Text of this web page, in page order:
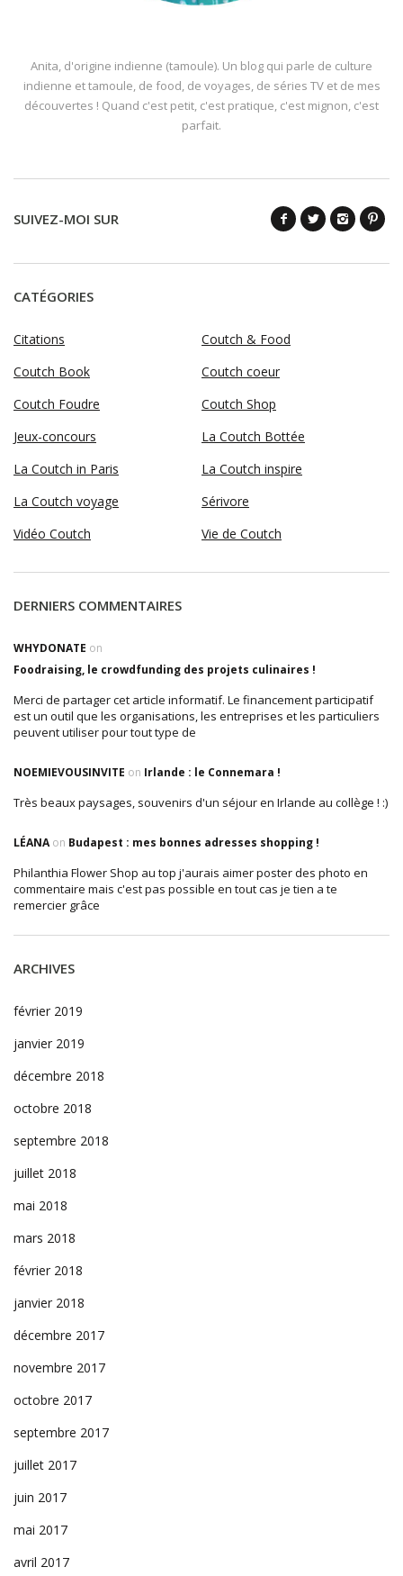
Anita, d'origine indienne (tamoule). Un blog qui parle de culture
indienne et tamoule, de food, de voyages, de séries TV et de mes
découvertes ! Quand c'est petit, c'est pratique, c'est mignon, c'est
parfait.
SUIVEZ-MOI SUR
CATÉGORIES
Citations
Coutch & Food
Coutch Book
Coutch coeur
Coutch Foudre
Coutch Shop
Jeux-concours
La Coutch Bottée
La Coutch in Paris
La Coutch inspire
La Coutch voyage
Sérivore
Vidéo Coutch
Vie de Coutch
DERNIERS COMMENTAIRES
WHYDONATE on
Foodraising, le crowdfunding des projets culinaires !
Merci de partager cet article informatif. Le financement participatif
est un outil que les organisations, les entreprises et les particuliers
peuvent utiliser pour tout type de
NOEMIEVOUSINVITE on Irlande : le Connemara !
Très beaux paysages, souvenirs d'un séjour en Irlande au collège ! :)
LÉANAon Budapest : mes bonnes adresses shopping !
Philanthia Flower Shop au top j'aurais aimer poster des photo en
commentaire mais c'est pas possible en tout cas je tien a te
remercier grâce
ARCHIVES
février 2019
janvier 2019
décembre 2018
octobre 2018
septembre 2018
juillet 2018
mai 2018
mars 2018
février 2018
janvier 2018
décembre 2017
novembre 2017
octobre 2017
septembre 2017
juillet 2017
juin 2017
mai 2017
avril 2017